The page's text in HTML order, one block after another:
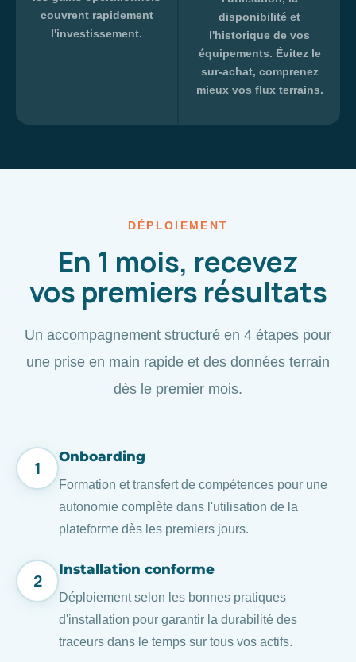
couvrent rapidement
l'investissement.
disponibilité et
l'historique de vos
équipements. Évitez le
sur-achat, comprenez
mieux vos flux terrains.
DÉPLOIEMENT
En 1 mois, recevez
vos premiers résultats
Un accompagnement structuré en 4 étapes pour
une prise en main rapide et des données terrain
dès le premier mois.
1
Onboarding
Formation et transfert de compétences pour une
autonomie complète dans l'utilisation de la
plateforme dès les premiers jours.
2
Installation conforme
Déploiement selon les bonnes pratiques
d'installation pour garantir la durabilité des
traceurs dans le temps sur tous vos actifs.